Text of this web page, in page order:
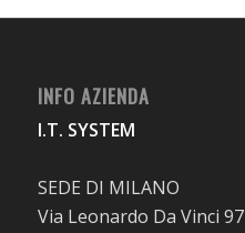
INFO AZIENDA
I.T. SYSTEM
SEDE DI MILANO
Via Leonardo Da Vinci 97